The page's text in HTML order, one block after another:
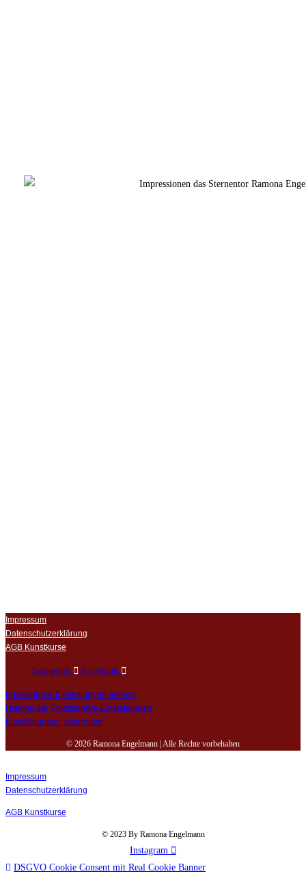
Impressum
Datenschutzerklärung
AGB Kunstkurse
Instagram Facebook
Privatsphäre-Einstellungen ändern
Historie der Privatsphäre-Einstellungen
Einwilligungen widerrufen
© 2026 Ramona Engelmann | Alle Rechte vorbehalten
Impressum
Datenschutzerklärung
AGB Kunstkurse
© 2023 By Ramona Engelmann
Instagram
DSGVO Cookie Consent mit Real Cookie Banner